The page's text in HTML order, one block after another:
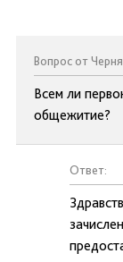
Вопрос от
Всем ли
общежитие?
Ответ: